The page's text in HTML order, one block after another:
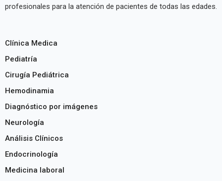
profesionales para la atención de pacientes de todas las edades.
Clínica Medica
Pediatría
Cirugía Pediátrica
Hemodinamia
Diagnóstico por imágenes
Neurología
Análisis Clínicos
Endocrinología
Medicina laboral